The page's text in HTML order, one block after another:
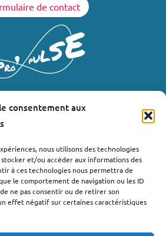
consentement aux
nous utilisons des technologies
et/ou accéder aux informations des
à ces technologies nous permettra de
le comportement de navigation ou les ID
ne pas consentir ou de retirer son
effet négatif sur certaines caractéristiques
de contact
nous trouver ?
Bollène
Nyons
Valréas
sous-Aubenas